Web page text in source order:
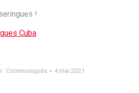
!
Cuba
: Communiqués 4 mai 2021